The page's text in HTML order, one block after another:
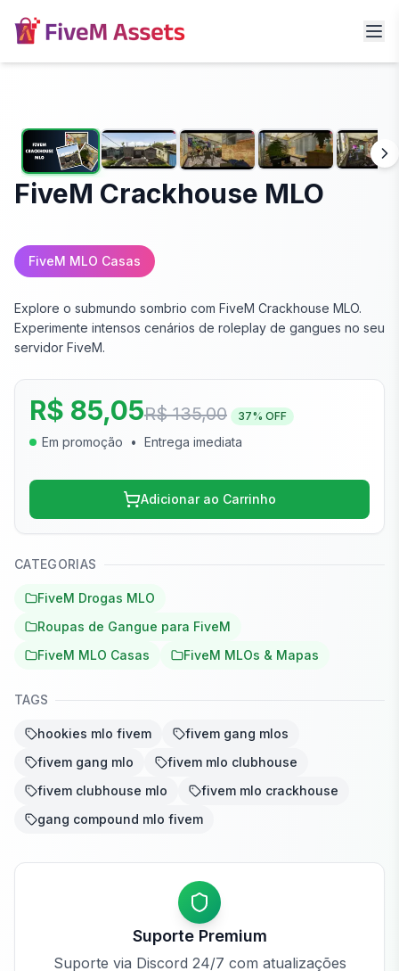
FiveM Crackhouse MLO
FiveM MLO Casas
Explore o submundo sombrio com FiveM Crackhouse MLO.
Experimente intensos cenários de roleplay de gangues no seu
servidor FiveM.
R$ 85,05R$ 135,00 37% OFF
Em promoção • Entrega imediata
Adicionar ao Carrinho
CATEGORIAS
FiveM Drogas MLO
Roupas de Gangue para FiveM
FiveM MLO Casas
FiveM MLOs & Mapas
TAGS
hookies mlo fivem
fivem gang mlos
fivem gang mlo
fivem mlo clubhouse
fivem clubhouse mlo
fivem mlo crackhouse
gang compound mlo fivem
Suporte Premium
Suporte via Discord 24/7 com atualizações